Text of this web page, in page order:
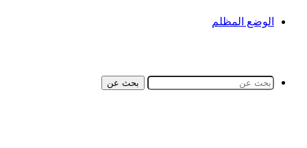
الوضع المظلم
بحث عن